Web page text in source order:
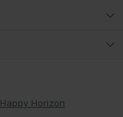
Happy Horizon